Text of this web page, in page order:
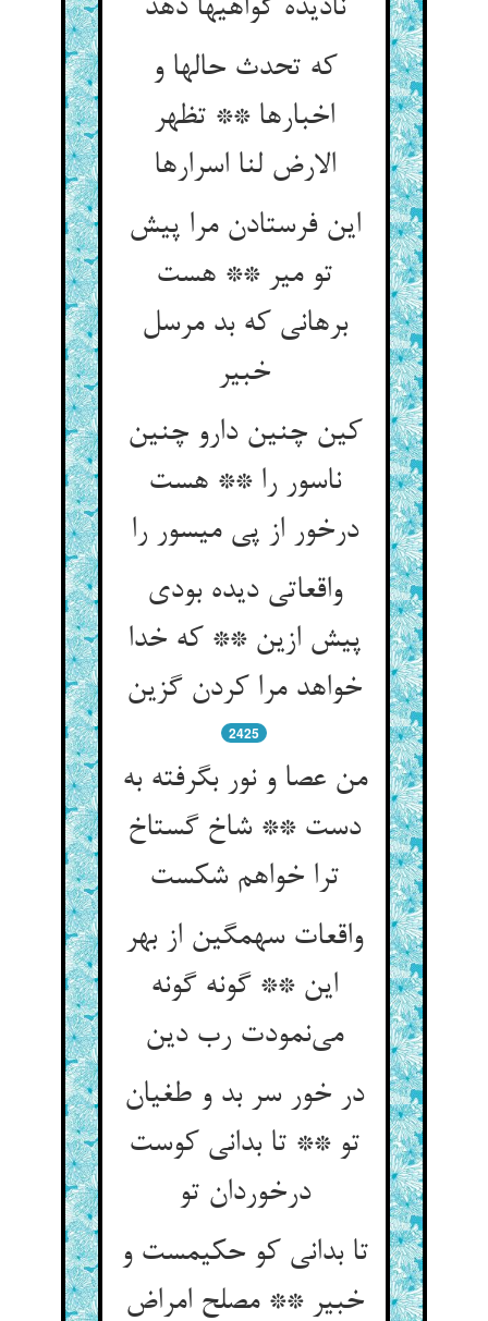
نادیده گواهیها دهد
که تحدث حالها و
اخبارها ** تظهر
الارض لنا اسرارها
این فرستادن مرا پیش
تو میر ** هست
برهانی که بد مرسل
خبیر
کین چنین دارو چنین
ناسور را ** هست
درخور از پی میسور را
واقعاتی دیده بودی
پیش ازین ** که خدا
خواهد مرا کردن گزین
2425
من عصا و نور بگرفته به
دست ** شاخ گستاخ
ترا خواهم شکست
واقعات سهمگین از بهر
این ** گونه گونه
می‌نمودت رب دین
در خور سر بد و طغیان
تو ** تا بدانی کوست
درخوردان تو
تا بدانی کو حکیمست و
خبیر ** مصلح امراض